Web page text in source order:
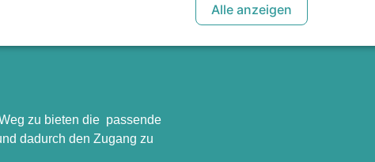
Alle anzeigen
zu bieten die passende
dadurch den Zugang zu